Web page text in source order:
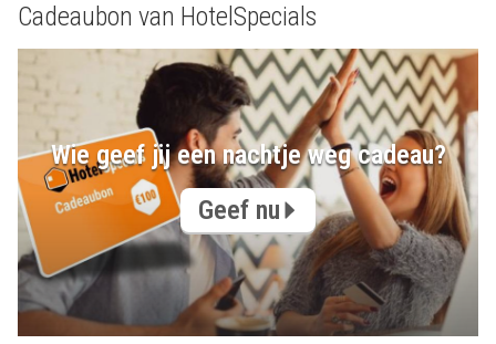
Cadeaubon van HotelSpecials
Wie geef jij een nachtje weg cadeau?
Geef nu